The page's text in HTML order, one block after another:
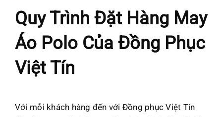
Quy Trình Đặt Hàng May
Áo Polo Của Đồng Phục
Việt Tín
Với mỗi khách hàng đến với Đồng phục Việt Tín